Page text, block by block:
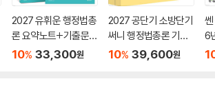
2027 유휘운 행정법총
론 요약노트+기출문제
(요.플.)
10% 33,300원
2027 공단기 소방단기
써니 행정법총론 기본
서
10% 39,600원
6